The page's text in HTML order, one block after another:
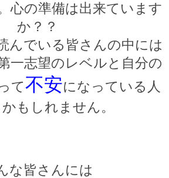
心の準備は出来ています
か？？
んでいる皆さんの中には
一志望のレベルと自分の
て不安になっている人
もしれません。
な皆さんには